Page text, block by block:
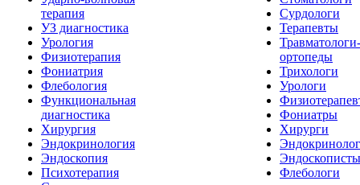
терапия
УЗ диагностика
Урология
Физиотерапия
Фониатрия
Флебология
Функциональная
диагностика
Хирургия
Эндокринология
Эндоскопия
Психотерапия
Сурдологи
Терапевты
Травматологи-
ортопеды
Трихологи
Урологи
Фониатры
Хирурги
Эндоскописты
Флебологи